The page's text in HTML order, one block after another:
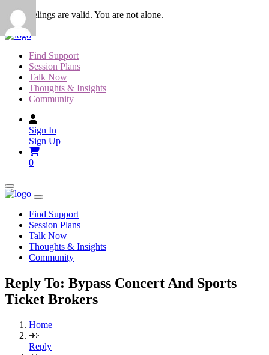
Skip
to
content
Your feelings are valid. You are not alone.
Find Support
Session Plans
Talk Now
Thoughts & Insights
Community
Sign In
Sign Up
0
Find Support
Session Plans
Talk Now
Thoughts & Insights
Community
Reply To: Bypass Concert And Sports
Ticket Brokers
Home
Reply